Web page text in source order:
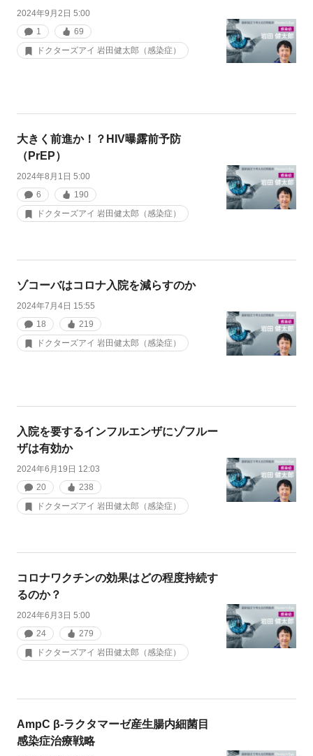
2024年9月2日 5:00
1
69
ドクターズアイ 岩田健太郎（感染症）
大きく前進か！？HIV曝露前予防
（PrEP）
2024年8月1日 5:00
6
190
ドクターズアイ 岩田健太郎（感染症）
ゾコーバはコロナ入院を減らすのか
2024年7月4日 15:55
18
219
ドクターズアイ 岩田健太郎（感染症）
入院を要するインフルエンザにゾフルー
ザは有効か
2024年6月19日 12:03
20
238
ドクターズアイ 岩田健太郎（感染症）
コロナワクチンの効果はどの程度持続す
るのか？
2024年6月3日 5:00
24
279
ドクターズアイ 岩田健太郎（感染症）
AmpC β-ラクタマーゼ産生腸内細菌目
感染症治療戦略